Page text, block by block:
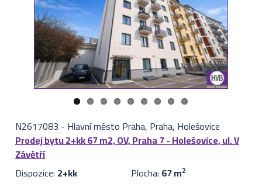
N2617083 - Hlavní město Praha, Praha, Holešovice
Prodej bytu 2+kk 67 m2, OV, Praha 7 - Holešovice, ul. V
Závětří
Dispozice: 2+kk Plocha: 67 m2